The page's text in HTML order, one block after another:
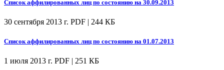
Список аффилированных лиц по состоянию на 30.09.2013
30 сентября 2013 г. PDF | 244 КБ
Список аффилированных лиц по состоянию на 01.07.2013
1 июля 2013 г. PDF | 251 КБ